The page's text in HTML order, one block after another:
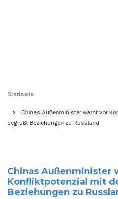
Startseite
Chinas Außenminister warnt vor
begrüßt Beziehungen zu Russland
Chinas Außenminister
Konfliktpotenzial mit
Beziehungen zu